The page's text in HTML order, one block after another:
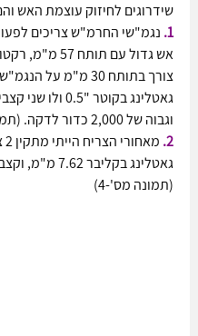
שידרוגים לחיזוק עוצמת האש
1. נגמ"שי החרמ"ש צריכים
צורך בתותח 30 מ"מ
וגבוה של 2,000 כדור לדקה. (תמונה מס'-3)
2.
(תמונה מס'-4)